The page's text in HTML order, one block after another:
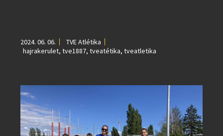
2024. 06. 06.
TVE Atlétika
hajrakerulet, tve1887, tveatétika, tveatletika